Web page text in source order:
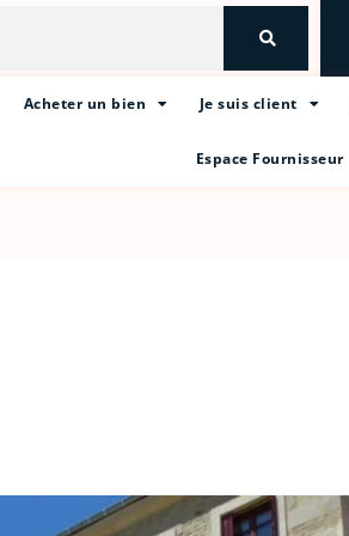
Acheter un bien Je suis client
Espace Fournisseur